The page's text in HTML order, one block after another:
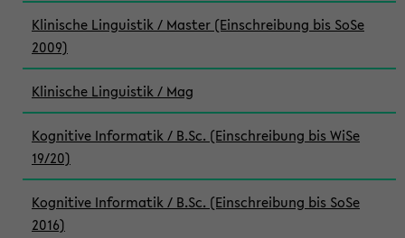
Klinische Linguistik / Master (Einschreibung bis SoSe
2009)
Klinische Linguistik / Mag
Kognitive Informatik / B.Sc. (Einschreibung bis WiSe
19/20)
Kognitive Informatik / B.Sc. (Einschreibung bis SoSe
2016)